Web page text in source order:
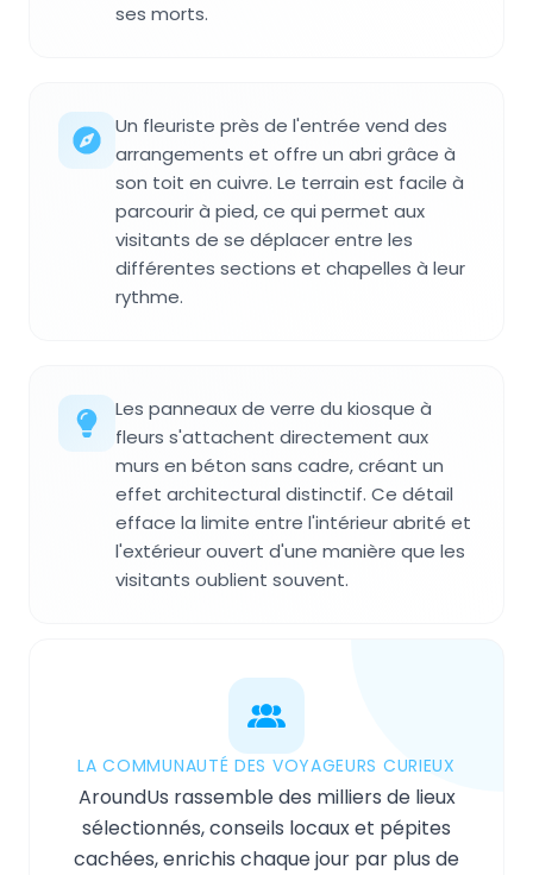
ses morts.
Un fleuriste près de l'entrée vend des
arrangements et offre un abri grâce à
son toit en cuivre. Le terrain est facile à
parcourir à pied, ce qui permet aux
visitants de se déplacer entre les
différentes sections et chapelles à leur
rythme.
Les panneaux de verre du kiosque à
fleurs s'attachent directement aux
murs en béton sans cadre, créant un
effet architectural distinctif. Ce détail
efface la limite entre l'intérieur abrité et
l'extérieur ouvert d'une manière que les
visitants oublient souvent.
LA COMMUNAUTÉ DES VOYAGEURS CURIEUX
AroundUs rassemble des milliers de lieux
sélectionnés, conseils locaux et pépites
cachées, enrichis chaque jour par plus de